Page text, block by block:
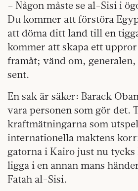
– Någon måste se al-Sisi i
Du kommer att förstöra
att döma ditt land till en
kommer att skapa ett
framåt; vänd om,
sent.
En sak är säker: Barack
vara personen som gör det.
kraftmätningarna som
internationella maktens
gatorna i Kairo just nu tycks
ligga i en annan mans
Fatah al-Sisi.